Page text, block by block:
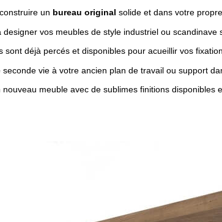
un bureau original solide et dans votre
vos meubles de style industriel ou
sont déjà percés et disponibles pour acueillir vos
vie à votre ancien plan de travail ou support
meuble avec de sublimes finitions disponibles